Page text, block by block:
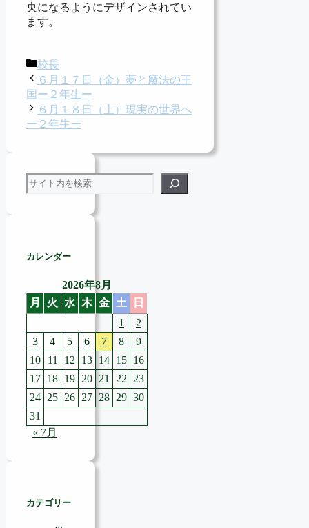
央になるようにデザインされてい
ます。
カ
テ
ゴ
リ
ー
校長
６月１７日（金）夢と魔法の王
国ー２年生ー
６月１８日（土）現実の世界へ
ー２年生ー
検索
カレンダー
2026年8月
月
火 水 木 金 土
日
1
2
3
4 5 6 7 8
9
10
11 12 13 14 15 16
17 18 19 20 21 22
23
24 25 26 27 28 29 30
31
« 7月
カテゴリー